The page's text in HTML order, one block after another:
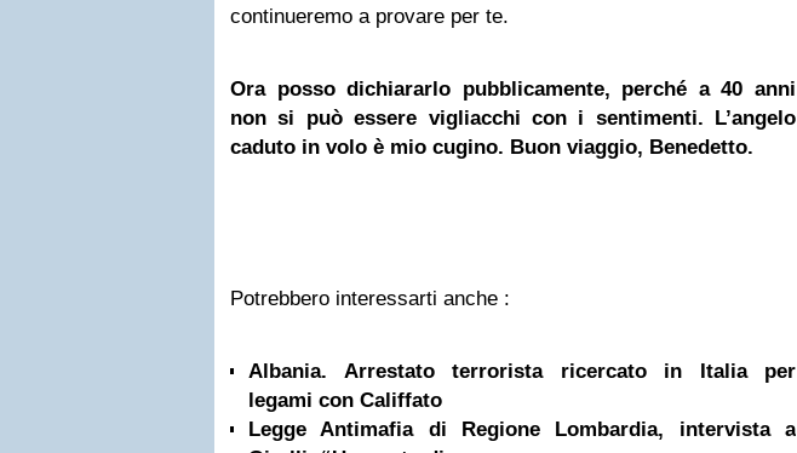
continueremo a provare per te.
Ora posso dichiararlo pubblicamente, perché a 40 anni
non si può essere vigliacchi con i sentimenti. L’angelo
caduto in volo è mio cugino. Buon viaggio, Benedetto.
Potrebbero interessarti anche :
Albania. Arrestato terrorista ricercato in Italia per
legami con Califfato
Legge Antimafia di Regione Lombardia, intervista a